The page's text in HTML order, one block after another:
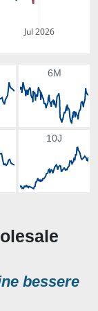
Jul 2026
6M
10J
bessere